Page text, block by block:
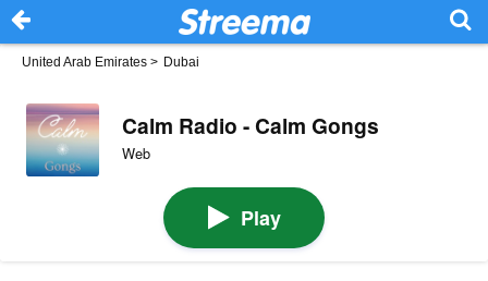
United Arab Emirates > Dubai
Calm Radio - Calm Gongs
Web
Play